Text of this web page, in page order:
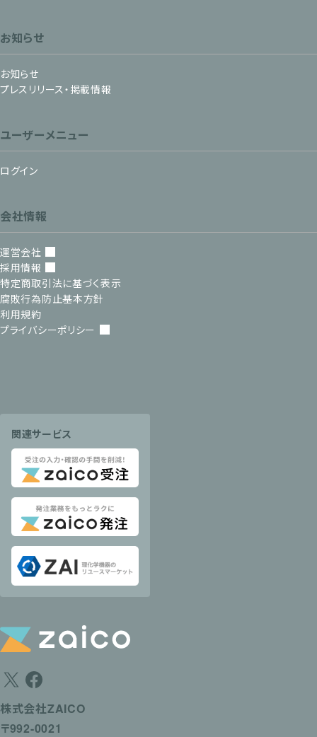
お知らせ
お知らせ
プレスリリース・掲載情報
ユーザーメニュー
ログイン
会社情報
運営会社
採用情報
特定商取引法に基づく表示
腐敗行為防止基本方針
利用規約
プライバシーポリシー
関連サービス
株式会社ZAICO
〒992-0021